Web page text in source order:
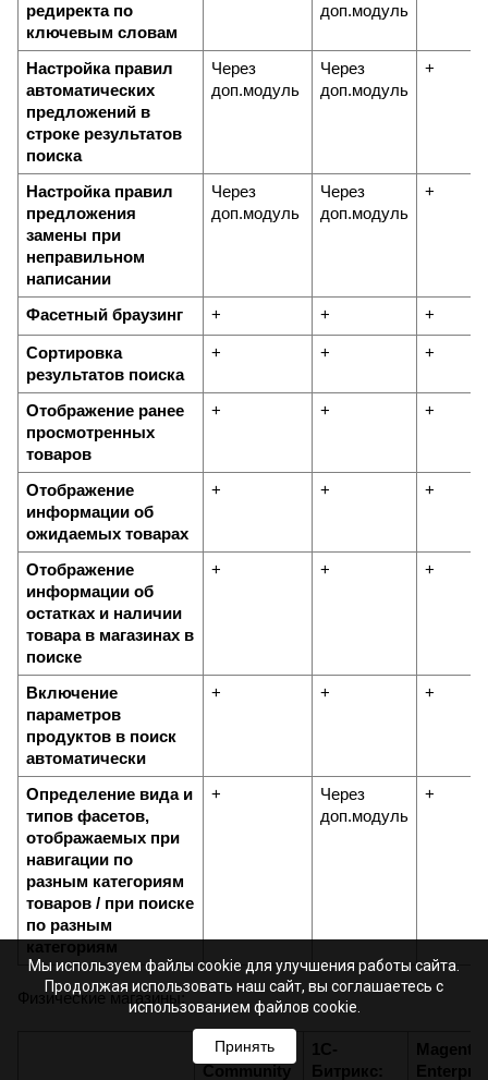
редиректа по
ключевым словам
доп.модуль
Настройка правил
автоматических
предложений в
строке результатов
поиска
Через
доп.модуль
Через
доп.модуль
+
Настройка правил
предложения
замены при
неправильном
написании
Через
доп.модуль
Через
доп.модуль
+
Фасетный браузинг + + +
Сортировка
результатов поиска
+ + +
Отображение ранее
просмотренных
товаров
+ + +
Отображение
информации об
ожидаемых товарах
+ + +
Отображение
информации об
остатках и наличии
товара в магазинах в
поиске
+ + +
Включение
параметров
продуктов в поиск
автоматически
+ + +
Определение вида и
типов фасетов,
отображаемых при
навигации по
разным категориям
товаров / при поиске
по разным
категориям
+
Через
доп.модуль
+
Физические магазины:
Magento 2
Community
1С-
Битрикс:
Magento
Мы используем файлы cookie для улучшения работы сайта.
Продолжая использовать наш сайт, вы соглашаетесь с
использованием файлов cookie.
Принять